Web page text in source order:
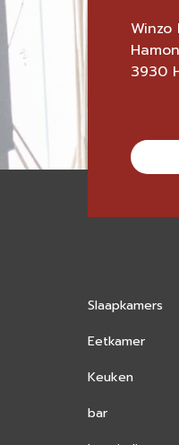
3930
Slaapkamers
Eetkamer
Keuken
bar